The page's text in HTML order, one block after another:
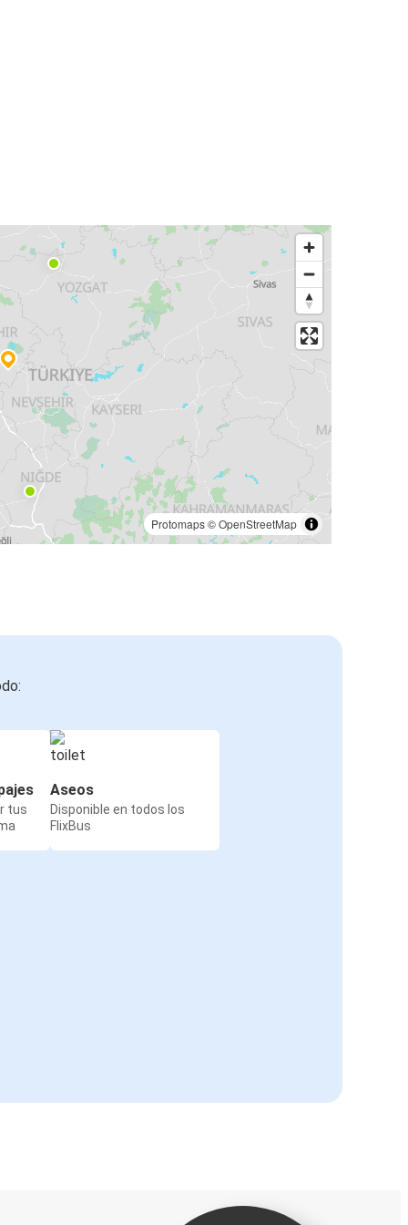
Protomaps©OpenStreetMap
tus
Aseos
Disponible en todos los
FlixBus